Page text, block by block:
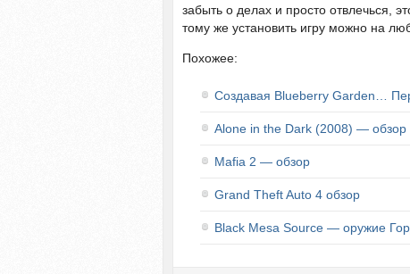
забыть о делах и просто отвлечься,
тому же установить игру можно на
Похожее:
Создавая Blueberry Garden…
Alone in the Dark (2008) — обзор
Mafia 2 — обзор
Grand Theft Auto 4 обзор
Black Mesa Source — оружие